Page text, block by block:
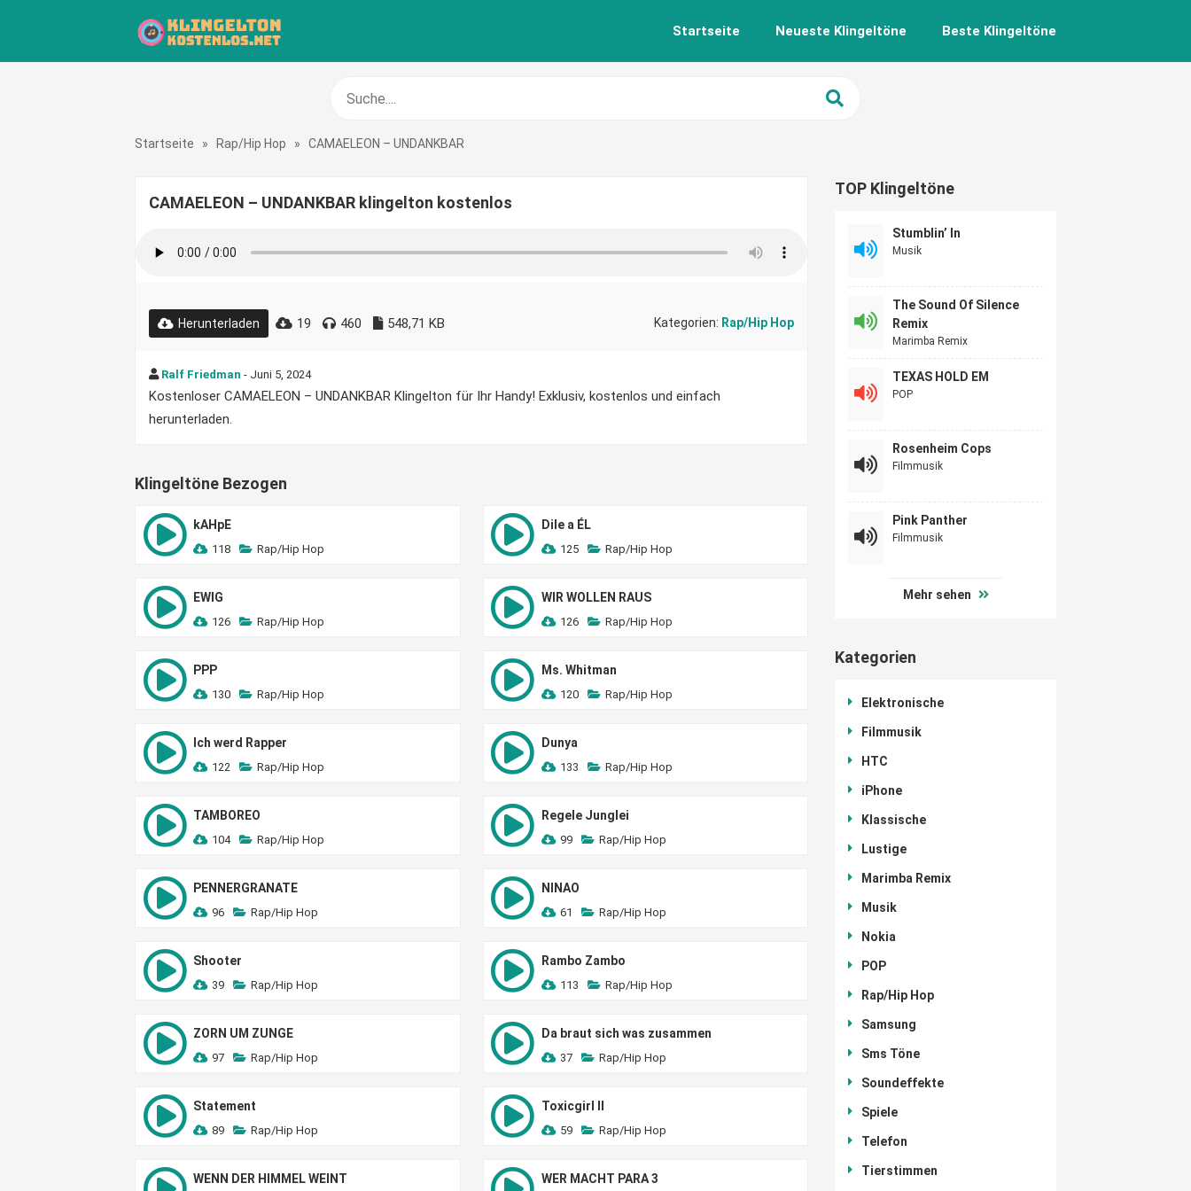
Startseite Neueste Klingeltöne Beste Klingeltöne
Startseite » Rap/Hip Hop » CAMAELEON – UNDANKBAR
CAMAELEON – UNDANKBAR klingelton kostenlos
Herunterladen 19 460 548,71 KB Kategorien: Rap/Hip Hop
Ralf Friedman - Juni 5, 2024
Kostenloser CAMAELEON – UNDANKBAR Klingelton für Ihr Handy! Exklusiv, kostenlos und einfach
herunterladen.
Klingeltöne Bezogen
kAHpE
118 Rap/Hip Hop
Dile a ÉL
125 Rap/Hip Hop
EWIG
126 Rap/Hip Hop
WIR WOLLEN RAUS
126 Rap/Hip Hop
PPP
130 Rap/Hip Hop
Ms. Whitman
120 Rap/Hip Hop
Ich werd Rapper
122 Rap/Hip Hop
Dunya
133 Rap/Hip Hop
TAMBOREO
104 Rap/Hip Hop
Regele Junglei
99 Rap/Hip Hop
PENNERGRANATE
96 Rap/Hip Hop
NINAO
61 Rap/Hip Hop
Shooter
39 Rap/Hip Hop
Rambo Zambo
113 Rap/Hip Hop
ZORN UM ZUNGE
97 Rap/Hip Hop
Da braut sich was zusammen
37 Rap/Hip Hop
Statement
89 Rap/Hip Hop
Toxicgirl II
59 Rap/Hip Hop
WENN DER HIMMEL WEINT WER MACHT PARA 3
TOP Klingeltöne
Stumblin’ In
Musik
The Sound Of Silence
Remix
Marimba Remix
TEXAS HOLD EM
POP
Rosenheim Cops
Filmmusik
Pink Panther
Filmmusik
Mehr sehen
Kategorien
Elektronische
Filmmusik
HTC
iPhone
Klassische
Lustige
Marimba Remix
Musik
Nokia
POP
Rap/Hip Hop
Samsung
Sms Töne
Soundeffekte
Spiele
Telefon
Tierstimmen